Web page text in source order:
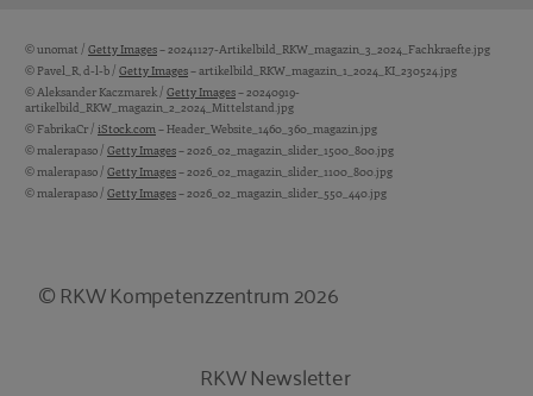
Bildquellen und Copyright-Hinweise
© unomat / Getty Images– 20241127-Artikelbild_RKW_magazin_3_2024_Fachkraefte.jpg
© Pavel_R, d-l-b / Getty Images– artikelbild_RKW_magazin_1_2024_KI_230524.jpg
© Aleksander Kaczmarek / Getty Images– 20240919-
artikelbild_RKW_magazin_2_2024_Mittelstand.jpg
© FabrikaCr / iStock.com – Header_Website_1460_360_magazin.jpg
© malerapaso / Getty Images– 2026_02_magazin_slider_1500_800.jpg
© malerapaso / Getty Images– 2026_02_magazin_slider_1100_800.jpg
© malerapaso / Getty Images– 2026_02_magazin_slider_550_440.jpg
© RKW Kompetenzzentrum 2026
RKW Newsletter